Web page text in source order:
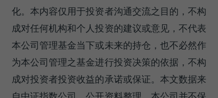
化。本内容仅用于投资者沟通交流之目的，不构
成对任何机构和个人投资的建议或意见，不代表
本公司管理基金当下或未来的持仓，也不必然作
为本公司管理之基金进行投资决策的依据，不构
成对投资者投资收益的承诺或保证。本文数据来